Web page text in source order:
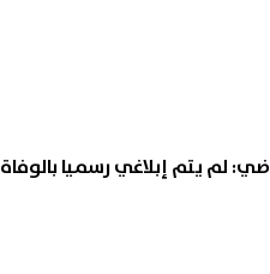
لم يتم إبلاغي رسميا بالوفاة